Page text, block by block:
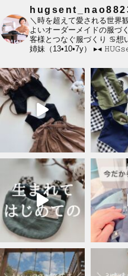
＼時を超えて愛される世界
よいオーダーメイドの服づ
客様とつなぐ服づくり ♋︎想
姉妹（13•10•7y）
▸◂